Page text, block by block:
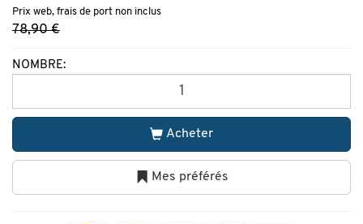
Prix web, frais de port non inclus
78,90 €
NOMBRE:
Acheter
Mes préférés